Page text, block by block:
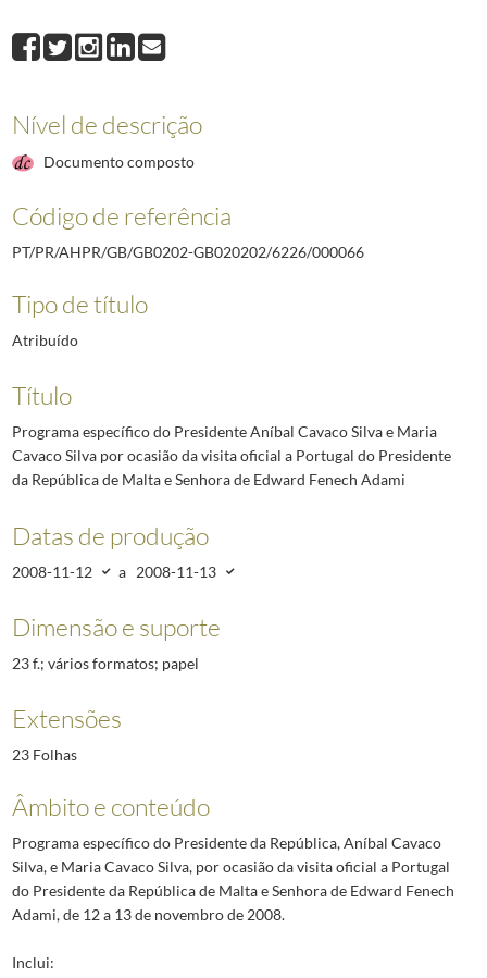
000066 Programa específico do Presidente Aníbal Cavaco Silva e Maria
000001 Índice
000004
Programa específico do Presidente Aníbal Cavaco Silva e Maria
000006Programa específico do Presidente Aníbal Cavaco Silva por
000081Programa específico do Presidente Aníbal Cavaco Silva e Maria
Nível de descrição
Documento composto
Código de referência
PT/PR/AHPR/GB/GB0202-GB020202/6226/000066
Tipo de título
Atribuído
Título
Programa específico do Presidente Aníbal Cavaco Silva e Maria
Cavaco Silva por ocasião da visita oficial a Portugal do Presidente
da República de Malta e Senhora de Edward Fenech Adami
Datas de produção
2008-11-12 a 2008-11-13
Dimensão e suporte
23 f.; vários formatos; papel
Extensões
23 Folhas
Âmbito e conteúdo
Programa específico do Presidente da República, Aníbal Cavaco
Silva, e Maria Cavaco Silva, por ocasião da visita oficial a Portugal
do Presidente da República de Malta e Senhora de Edward Fenech
Adami, de 12 a 13 de novembro de 2008.
Inclui: